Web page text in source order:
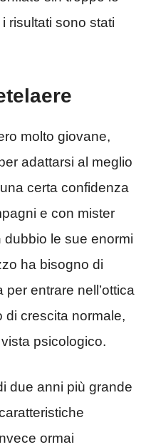
risultati sono stati
molto giovane,
adattarsi al meglio
certa confidenza
e con mister
dubbio le sue enormi
ha bisogno di
entrare nell’ottica
di crescita normale,
psicologico.
due anni più grande
ormai